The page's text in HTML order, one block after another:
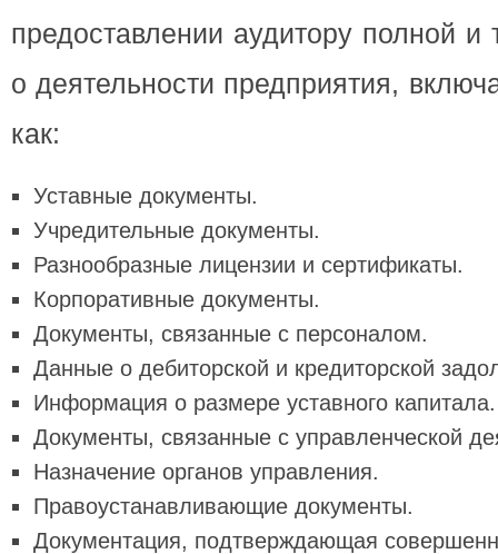
предоставлении аудитору полной
о деятельности предприятия,
как:
Уставные документы.
Учредительные документы.
Разнообразные лицензии и сертификаты.
Корпоративные документы.
Документы, связанные с персоналом.
Данные о дебиторской и кредиторской
Информация о размере уставного капитала.
Документы, связанные с управленческой
Назначение органов управления.
Правоустанавливающие документы.
Документация, подтверждающая